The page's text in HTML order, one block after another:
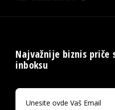
Najvažnije biznis priče
inboksu